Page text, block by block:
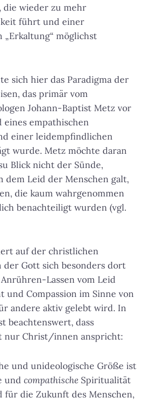
die wieder zu mehr
führt und einer
„Erkaltung“ möglichst
sich hier das Paradigma der
das primär vom
Johann-Baptist Metz vor
empathischen
einer leidempfindlichen
wurde. Metz möchte daran
Blick nicht der Sünde,
dem Leid der Menschen galt,
die kaum wahrgenommen
benachteiligt wurden (vgl.
auf der christlichen
der Gott sich besonders dort
Lassen vom Leid
und Compassion im Sinne von
andere aktiv gelebt wird. In
beachtenswert, dass
nur Christ/innen anspricht:
und unideologische Größe ist
und compathische Spiritualität
für die Zukunft des Menschen,